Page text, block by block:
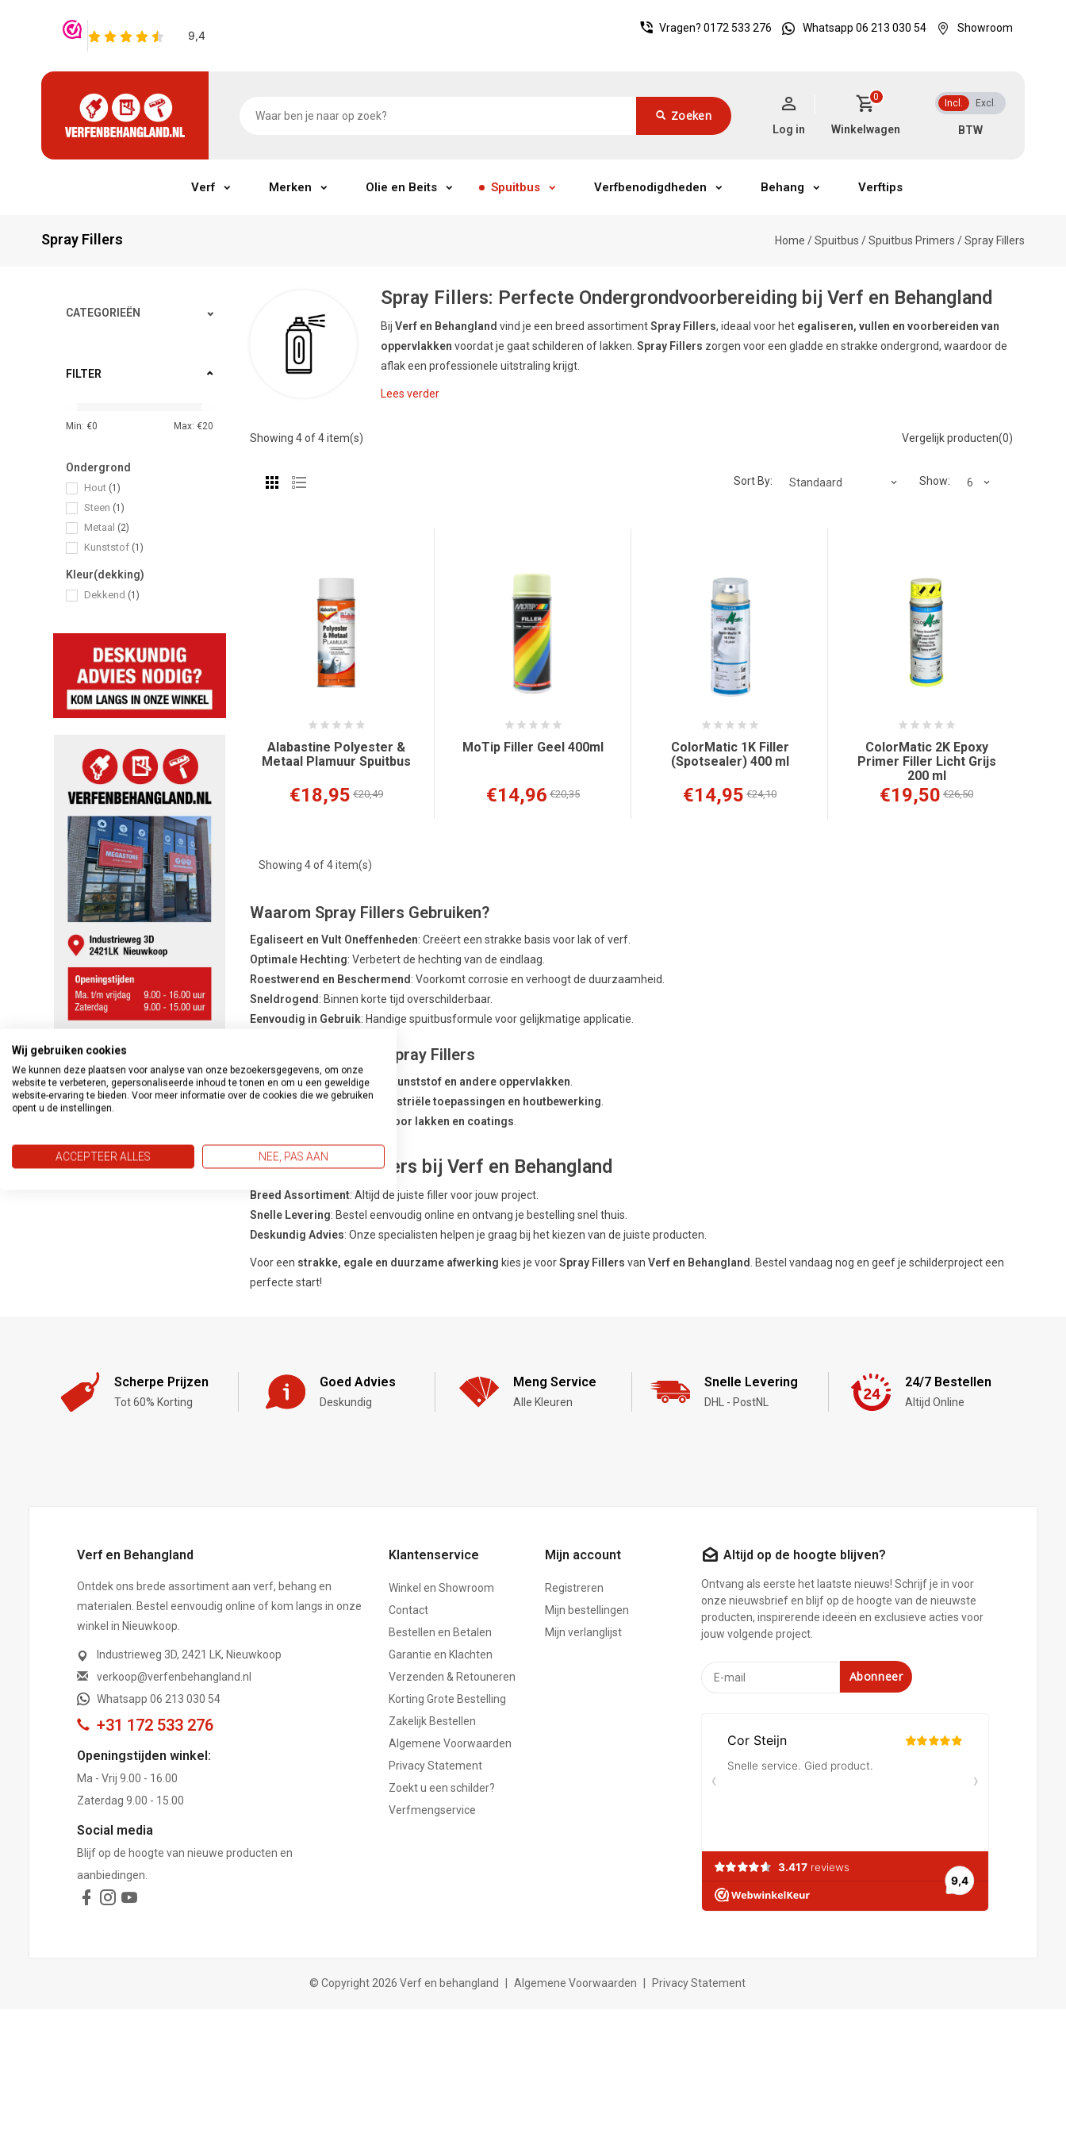
Vragen? 0172 533 276 Whatsapp 06 213 030 54 Showroom
Zoeken
Incl. Excl.
0
Winkelwagen
Log in
Verf Merken Olie en Beits Spuitbus Verfbenodigdheden Behang Verftips
Spray Fillers Home /Spuitbus /Spuitbus Primers /Spray Fillers
CATEGORIEËN
FILTER
Min: €0 Max: €20
Ondergrond
Hout (1)
Steen (1)
Metaal (2)
Kunststof (1)
Kleur(dekking)
Dekkend (1)
Spray Fillers: Perfecte Ondergrondvoorbereiding bij Verf en Behangland
BijVerf en Behangland vind je een breed assortimentSpray Fillers, ideaal voor het egaliseren, vullen en voorbereiden van
oppervlakken voordat je gaat schilderen of lakken.Spray Fillers zorgen voor een gladde en strakke ondergrond, waardoor de
aflak een professionele uitstraling krijgt.
Lees verder
Vergelijk producten(0)
Showing 4of 4 item(s)
Show:
Sort By:
Alabastine Polyester &
Metaal Plamuur Spuitbus
€18,95 €20,49
MoTip Filler Geel 400ml
€14,96 €20,35
ColorMatic 1K Filler
(Spotsealer) 400 ml
€14,95 €24,10
ColorMatic 2K Epoxy
Primer Filler Licht Grijs
200 ml
€19,50 €26,50
Showing 4of 4 item(s)
Waarom Spray Fillers Gebruiken?
Egaliseert en Vult Oneffenheden: Creëert een strakke basis voor lak of verf.
Optimale Hechting: Verbetert de hechting van de eindlaag.
Roestwerend en Beschermend : Voorkomt corrosie en verhoogt de duurzaamheid.
Sneldrogend : Binnen korte tijd overschilderbaar.
Eenvoudig in Gebruik: Handige spuitbusformule voor gelijkmatige applicatie.
Toepassingen van Spray Fillers
Geschikt voormetaal, hout, kunststof en andere oppervlakken
Ideaal voorautoherstel, industriële toepassingen en houtbewerking
basislaag voor lakken en coatings
Bestel Spray Fillers bij Verf en Behangland
Breed Assortiment: Altijd de juiste filler voor jouw project.
Snelle Levering: Bestel eenvoudig online en ontvang je bestelling snel thuis.
Deskundig Advies: Onze specialisten helpen je graag bij het kiezen van de juiste producten.
Voor een strakke, egale en duurzame afwerking kies je voorSpray Fillers van Verf en Behangland
. Bestel vandaag nog en geef je schilderproject een
perfecte start!
Scherpe Prijzen
Tot 60% Korting
Goed Advies
Deskundig
Meng Service
Alle Kleuren
Snelle Levering
DHL - PostNL
24/7 Bestellen
Altijd Online
Verf en Behangland
Ontdek ons brede assortiment aan verf, behang en
materialen. Bestel eenvoudig online of kom langs in onze
winkel in Nieuwkoop.
Industrieweg 3D, 2421 LK, Nieuwkoop
verkoop@verfenbehangland.nl
Whatsapp 06 213 030 54
+31 172 533 276
Openingstijden winkel:
Ma - Vrij 9.00 - 16.00
Zaterdag 9.00 - 15.00
Social media
Blijf op de hoogte van nieuwe producten en
aanbiedingen.
Klantenservice
Winkel en Showroom
Contact
Bestellen en Betalen
Garantie en Klachten
Verzenden & Retouneren
Korting Grote Bestelling
Zakelijk Bestellen
Algemene Voorwaarden
Privacy Statement
Zoekt u een schilder?
Verfmengservice
Mijn account
Registreren
Mijn bestellingen
Mijn verlanglijst
Altijd op de hoogte blijven?
Ontvang als eerste het laatste nieuws! Schrijf je in voor
onze nieuwsbrief en blijf op de hoogte van de nieuwste
producten, inspirerende ideeën en exclusieve acties voor
jouw volgende project.
Abonneer
© Copyright 2026 Verf en behangland Algemene Voorwaarden Privacy Statement
Wij gebruiken cookies
We kunnen deze plaatsen voor analyse van onze bezoekersgegevens, om onze
website te verbeteren, gepersonaliseerde inhoud te tonen en om u een geweldige
website-ervaring te bieden. Voor meer informatie over de cookies die we gebruiken
opent u de instellingen.
ACCEPTEER ALLES NEE, PAS AAN